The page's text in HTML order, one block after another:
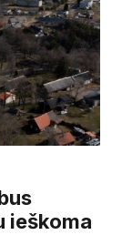
ieškoma